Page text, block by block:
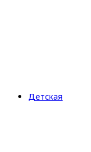
Детская